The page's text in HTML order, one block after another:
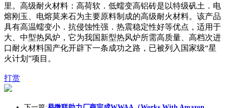
里。高级耐火材料：高荷软．低蠕变高铝砖是以特级矾土．电
熔刚玉、电熔莫来石为主要原料制成的高级耐火材料。该产品
具有高温蠕变小．抗侵蚀性强．热震稳定性好等优点，适用于
大、中型热风炉，它为我国新型热风炉所需高质量、高档次进
口耐火材料国产化开辟下一条成功之路，已被列入国家级“星
火计划”项目。
打赏